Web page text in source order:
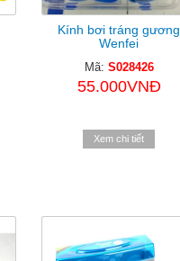
Kính bơi tráng gương
Wenfei
Mã: S028426
55.000VNĐ
Xem chi tiết